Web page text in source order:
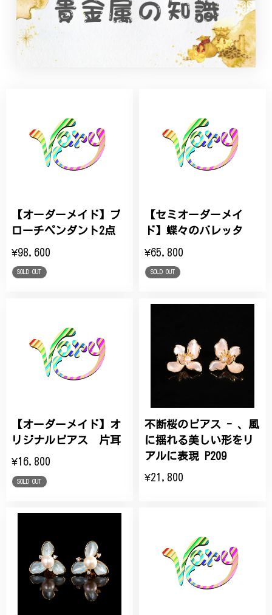
【オーダーメイド】ブ
ローチペンダント2点
¥98,600
SOLD OUT
【セミオーダーメイ
ド】蝶々のバレッタ
¥65,800
SOLD OUT
【オーダーメイド】オ
リジナルピアス 片耳
¥16,800
SOLD OUT
不断桜のピアス - 、風
に揺れる美しい形をリ
アルに表現 P209
¥21,800